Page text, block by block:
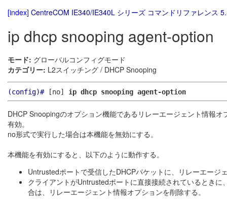
[index] CentreCOM IE340/IE340L シリーズ コマンドリファレンス
ip dhcp snooping agent-option
モード: グローバルコンフィグモード
カテゴリー: L2スイッチング / DHCP Snooping
(config)#[no] ip dhcp snooping agent-option
DHCP Snoopingのオプション機能であるリレーエージェント情報
有効。
no形式で実行した場合は本機能を無効にする。
本機能を有効にすると、以下のように動作する。
Untrustedポートで受信したDHCPパケットに、リレーエージ
クライアントがUntrustedポートに直接接続されているとき
合は、リレーエージェント情報オプションを削除する。